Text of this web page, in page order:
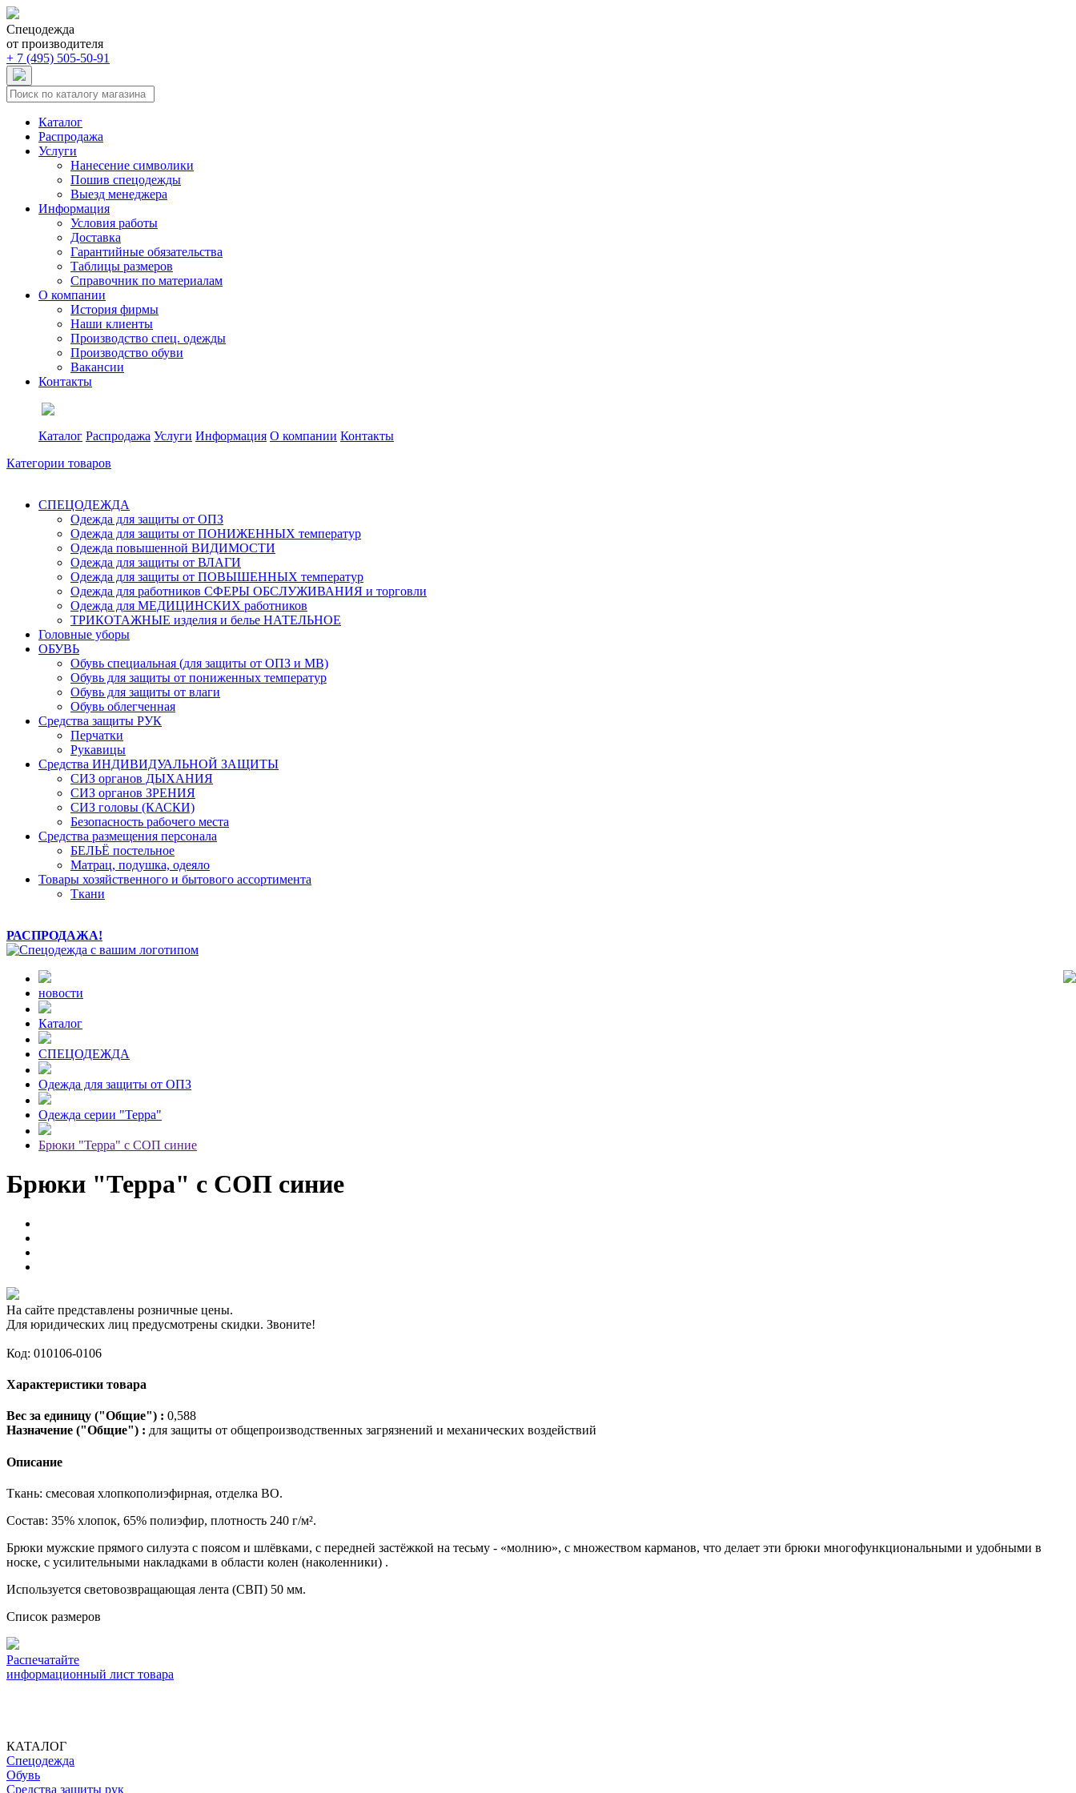
Спецодежда
от производителя
+ 7 (495) 505-50-91
Каталог
Распродажа
Услуги
Нанесение символики
Пошив спецодежды
Выезд менеджера
Информация
Условия работы
Доставка
Гарантийные обязательства
Таблицы размеров
Справочник по материалам
О компании
История фирмы
Наши клиенты
Производство спец. одежды
Производство обуви
Вакансии
Контакты
Каталог Распродажа Услуги Информация О компании Контакты
Категории товаров
СПЕЦОДЕЖДА
Одежда для защиты от ОПЗ
Одежда для защиты от ПОНИЖЕННЫХ температур
Одежда повышенной ВИДИМОСТИ
Одежда для защиты от ВЛАГИ
Одежда для защиты от ПОВЫШЕННЫХ температур
Одежда для работников СФЕРЫ ОБСЛУЖИВАНИЯ и торговли
Одежда для МЕДИЦИНСКИХ работников
ТРИКОТАЖНЫЕ изделия и белье НАТЕЛЬНОЕ
Головные уборы
ОБУВЬ
Обувь специальная (для защиты от ОПЗ и МВ)
Обувь для защиты от пониженных температур
Обувь для защиты от влаги
Обувь облегченная
Средства защиты РУК
Перчатки
Рукавицы
Средства ИНДИВИДУАЛЬНОЙ ЗАЩИТЫ
СИЗ органов ДЫХАНИЯ
СИЗ органов ЗРЕНИЯ
СИЗ головы (КАСКИ)
Безопасность рабочего места
Средства размещения персонала
БЕЛЬЁ постельное
Матрац, подушка, одеяло
Товары хозяйственного и бытового ассортимента
Ткани
РАСПРОДАЖА!
новости
Каталог
СПЕЦОДЕЖДА
Одежда для защиты от ОПЗ
Одежда серии "Терра"
Брюки "Терра" с СОП синие
Брюки "Терра" с СОП синие
На сайте представлены розничные цены.
Для юридических лиц предусмотрены скидки. Звоните!
Код: 010106-0106
Характеристики товара
Вес за единицу ("Общие") : 0,588
Назначение ("Общие") : для защиты от общепроизводственных загрязнений и механических воздействий
Описание
Ткань: смесовая хлопкополиэфирная, отделка ВО.
Состав: 35% хлопок, 65% полиэфир, плотность 240 г/м².
Брюки мужские прямого силуэта с поясом и шлёвками, с передней застёжкой на тесьму - «молнию», с множеством карманов, что делает эти брюки многофункциональными и удобными в
носке, с усилительными накладками в области колен (наколенники) .
Используется световозвращающая лента (СВП) 50 мм.
Список размеров
Распечатайте
информационный лист товара
КАТАЛОГ
Спецодежда
Обувь
Средства защиты рук